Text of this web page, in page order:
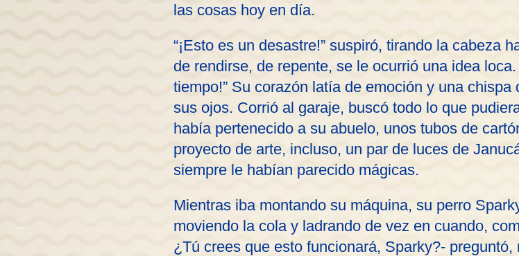
las cosas hoy en día.
“¡Esto es un desastre!” suspiró, tirando la cabeza
de rendirse, de repente, se le ocurrió una idea
tiempo!” Su corazón latía de emoción y una
sus ojos. Corrió al garaje, buscó todo lo que
había pertenecido a su abuelo, unos tubos de
proyecto de arte, incluso, un par de luces de
siempre le habían parecido mágicas.
Mientras iba montando su máquina, su perro
moviendo la cola y ladrando de vez en cuando,
¿Tú crees que esto funcionará, Sparky?-